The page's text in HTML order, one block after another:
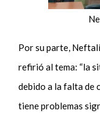
Por su parte,
refirió al tema: “la
debido a la falta de
tiene problemas